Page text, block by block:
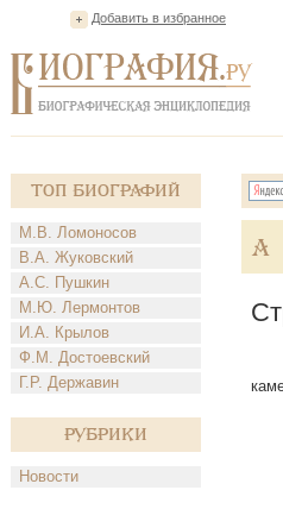
Добавить в избранное
Топ Биографий
М.В. Ломоносов
В.А. Жуковский
А.С. Пушкин
М.Ю. Лермонтов
И.А. Крылов
Ф.М. Достоевский
Г.Р. Державин
Рубрики
Новости
А